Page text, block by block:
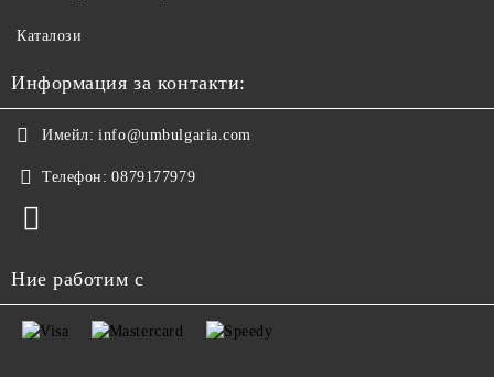
Каталози
Информация за контакти:
Имейл: info@umbulgaria.com
Телефон: 0879177979
Ние работим с